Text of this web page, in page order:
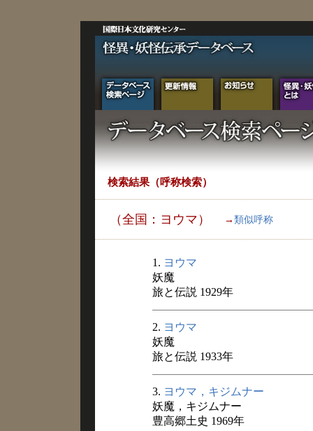
検索結果（呼称検索）
（全国：ヨウマ） → 類似呼称
1. ヨウマ
妖魔
旅と伝説 1929年
2. ヨウマ
妖魔
旅と伝説 1933年
3. ヨウマ，キジムナー
妖魔，キジムナー
豊高郷土史 1969年